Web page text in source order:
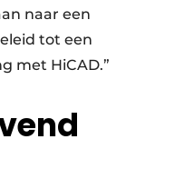
naar een
tot een
met HiCAD.”